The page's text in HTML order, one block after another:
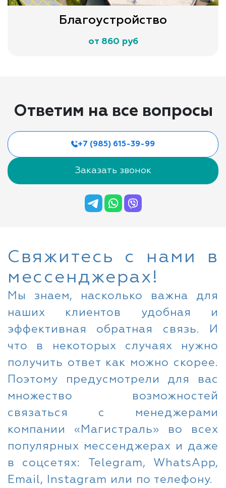
Благоустройство
от 860 руб
Ответим на все вопросы
+7 (985) 615-39-99
Заказать звонок
Свяжитесь с нами в
мессенджерах!
Мы знаем, насколько важна для
наших клиентов удобная и
эффективная обратная связь. И
что в некоторых случаях нужно
получить ответ как можно скорее.
Поэтому предусмотрели для вас
множество возможностей
связаться с менеджерами
компании «Магистраль» во всех
популярных мессенджерах и даже
в соцсетях: Telegram, WhatsApp,
Email, Instagram или по телефону.